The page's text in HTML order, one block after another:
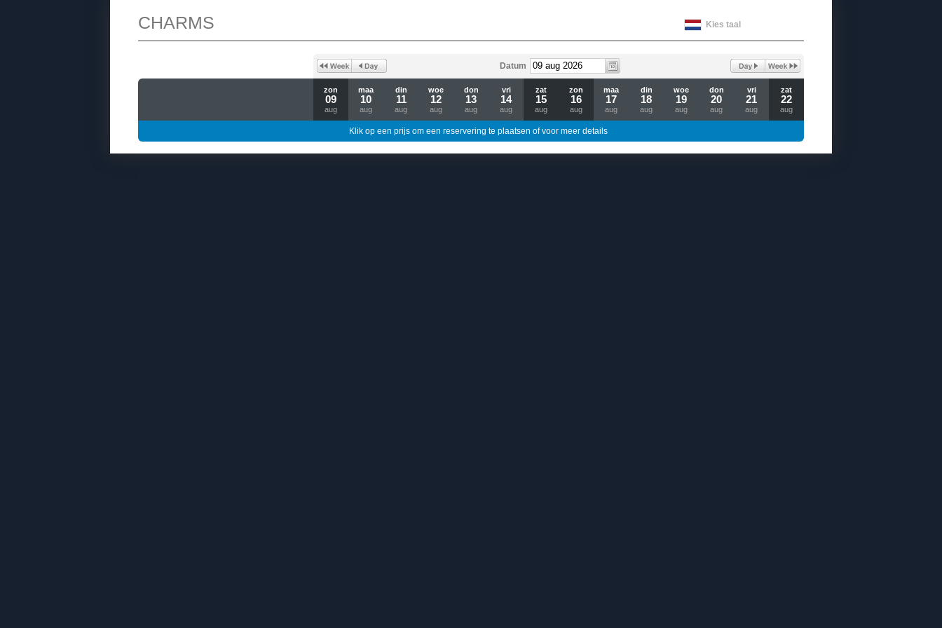
Kies taal
CHARMS
Datum
zon
09
aug
maa
10
aug
din
11
aug
woe
12
aug
don
13
aug
vri
14
aug
zat
15
aug
zon
16
aug
maa
17
aug
din
18
aug
woe
19
aug
don
20
aug
vri
21
aug
zat
22
aug
Klik op een prijs om een reservering te plaatsen of voor meer details